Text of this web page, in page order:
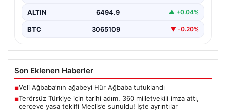
ALTIN 6494.9 ▲ +0.04%
BTC 3065109 ▼ -0.20%
Son Eklenen Haberler
■Veli Ağbaba’nın ağabeyi Hür Ağbaba tutuklandı
■Terörsüz Türkiye için tarihi adım. 360 milletvekili imza attı,
çerçeve yasa teklifi Meclis’e sunuldu! İşte ayrıntılar